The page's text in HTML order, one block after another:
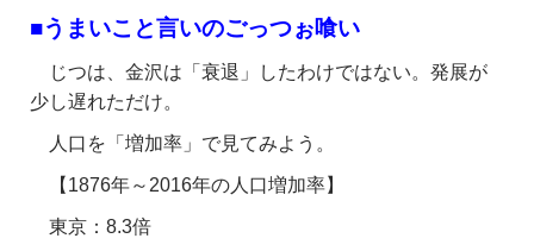
■うまいこと言いのごっつぉ喰い
じつは、金沢は「衰退」したわけではない。発展が
少し遅れただけ。
人口を「増加率」で見てみよう。
【1876年～2016年の人口増加率】
東京：8.3倍